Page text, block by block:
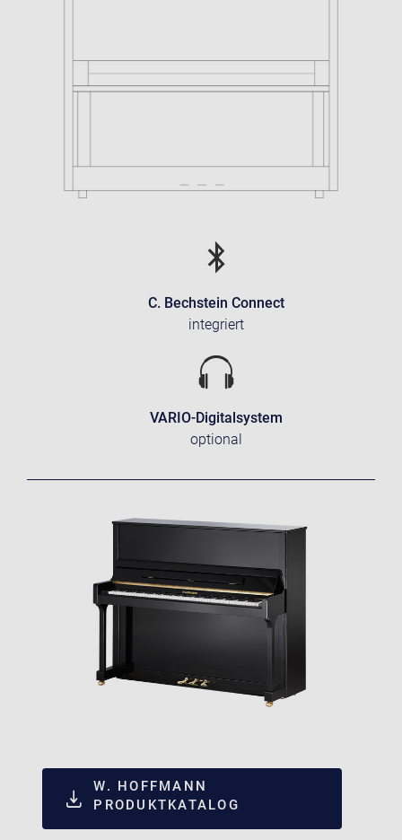
C. Bechstein Connect
integriert
VARIO-Digitalsystem
optional
W. HOFFMANN
PRODUKTKATALOG